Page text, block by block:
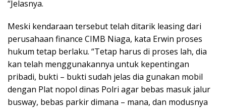
“Jelasnya.
Meski kendaraan tersebut telah ditarik leasing dari
perusahaan finance CIMB Niaga, kata Erwin proses
hukum tetap berlaku. “Tetap harus di proses lah, dia
kan telah menggunakannya untuk kepentingan
pribadi, bukti – bukti sudah jelas dia gunakan mobil
dengan Plat nopol dinas Polri agar bebas masuk jalur
busway, bebas parkir dimana – mana, dan modusnya